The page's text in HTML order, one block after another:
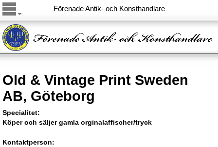
Förenade Antik- och Konsthandlare
Old & Vintage Print Sweden
AB, Göteborg
Specialitet:
Köper och säljer gamla orginalaffischer/tryck
Kontaktperson: